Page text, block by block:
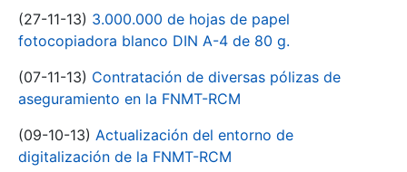
(27-11-13) 3.000.000 de hojas de papel
fotocopiadora blanco DIN A-4 de 80 g.
(07-11-13) Contratación de diversas pólizas de
aseguramiento en la FNMT-RCM
(09-10-13) Actualización del entorno de
digitalización de la FNMT-RCM